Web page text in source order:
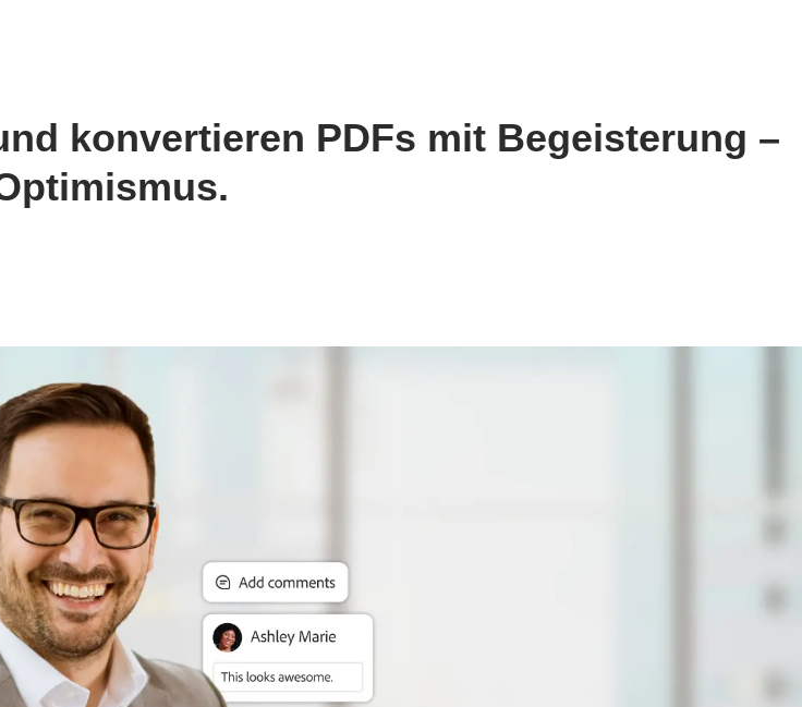
konvertieren PDFs mit Begeisterung –